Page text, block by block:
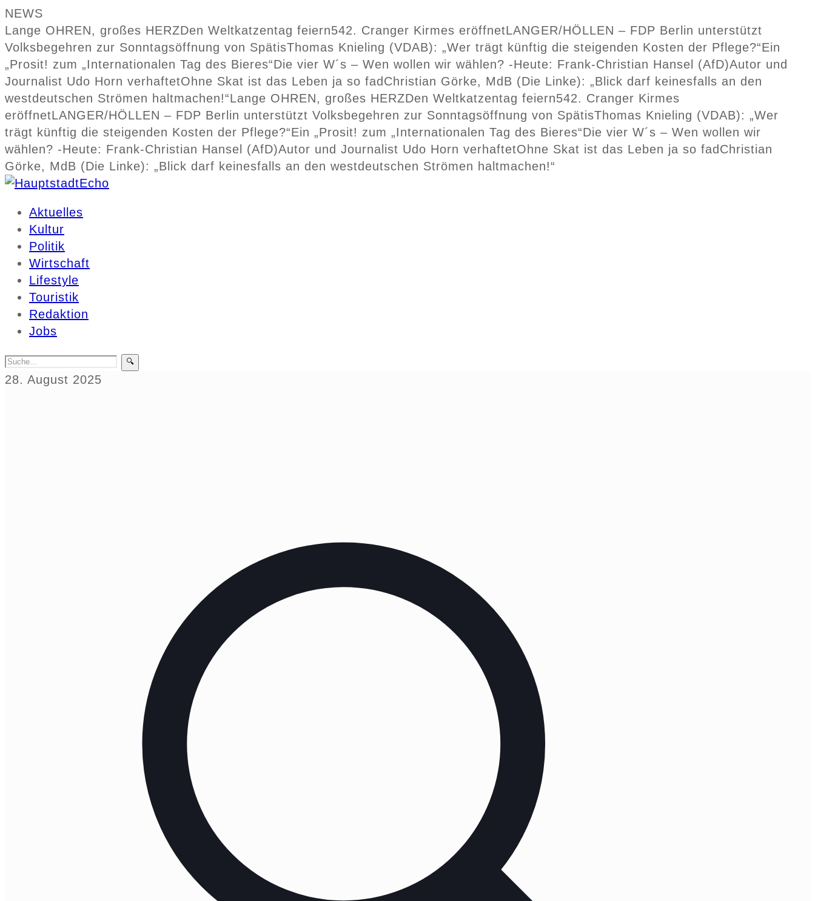
NEWS
Lange OHREN, großes HERZDen Weltkatzentag feiern542. Cranger Kirmes eröffnetLANGER/HÖLLEN – FDP Berlin unterstützt
Volksbegehren zur Sonntagsöffnung von SpätisThomas Knieling (VDAB): „Wer trägt künftig die steigenden Kosten der Pflege?“Ein
„Prosit! zum „Internationalen Tag des Bieres“Die vier W´s – Wen wollen wir wählen? -Heute: Frank-Christian Hansel (AfD)Autor und
Journalist Udo Horn verhaftetOhne Skat ist das Leben ja so fad Christian Görke, MdB (Die Linke): „Blick darf keinesfalls an den
westdeutschen Strömen haltmachen!“Lange OHREN, großes HERZDen Weltkatzentag feiern542. Cranger Kirmes
eröffnetLANGER/HÖLLEN – FDP Berlin unterstützt Volksbegehren zur Sonntagsöffnung von SpätisThomas Knieling (VDAB): „Wer
trägt künftig die steigenden Kosten der Pflege?“Ein „Prosit! zum „Internationalen Tag des Bieres“Die vier W´s – Wen wollen wir
wählen? -Heute: Frank-Christian Hansel (AfD)Autor und Journalist Udo Horn verhaftetOhne Skat ist das Leben ja so fad Christian
Görke, MdB (Die Linke): „Blick darf keinesfalls an den westdeutschen Strömen haltmachen!“
Aktuelles
Kultur
Politik
Wirtschaft
Lifestyle
Touristik
Redaktion
Jobs
🔍
28. August 2025